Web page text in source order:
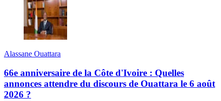
Alassane Ouattara
66e anniversaire de la Côte d'Ivoire : Quelles
annonces attendre du discours de Ouattara le 6 août
2026 ?